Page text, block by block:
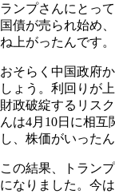
ランプさんにとっ
国債が売られ始め
ね上がったんです。
おそらく中国政府
しょう。利回りが
財政破綻するリス
んは4月10日に相
し、株価がいった
この結果、トラン
になりました。今